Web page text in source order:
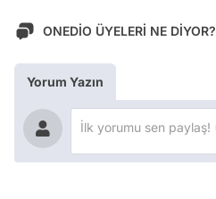
ONEDİO ÜYELERİ NE DİYOR?
Yorum Yazın